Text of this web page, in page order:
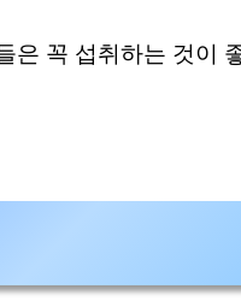
은 꼭 섭취하는 것이